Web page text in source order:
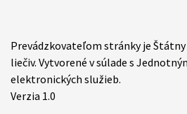
Items
Prevádzkovateľom stránky je
liečiv. Vytvorené v súlade s
elektronických služieb.
Verzia 1.0